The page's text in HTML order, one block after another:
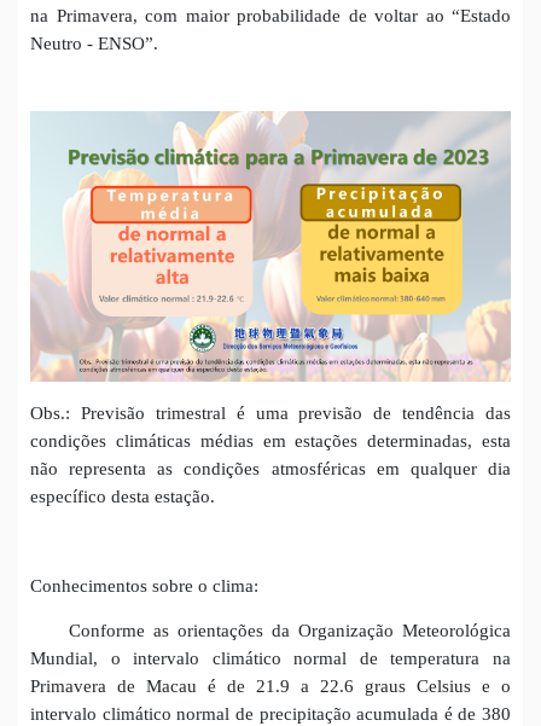
na Primavera, com maior probabilidade de voltar ao “Estado
Neutro - ENSO”.
Obs.: Previsão trimestral é uma previsão de tendência das
condições climáticas médias em estações determinadas, esta
não representa as condições atmosféricas em qualquer dia
específico desta estação.
Conhecimentos sobre o clima:
Conforme as orientações da Organização Meteorológica
Mundial, o intervalo climático normal de temperatura na
Primavera de Macau é de 21.9 a 22.6 graus Celsius e o
intervalo climático normal de precipitação acumulada é de 380